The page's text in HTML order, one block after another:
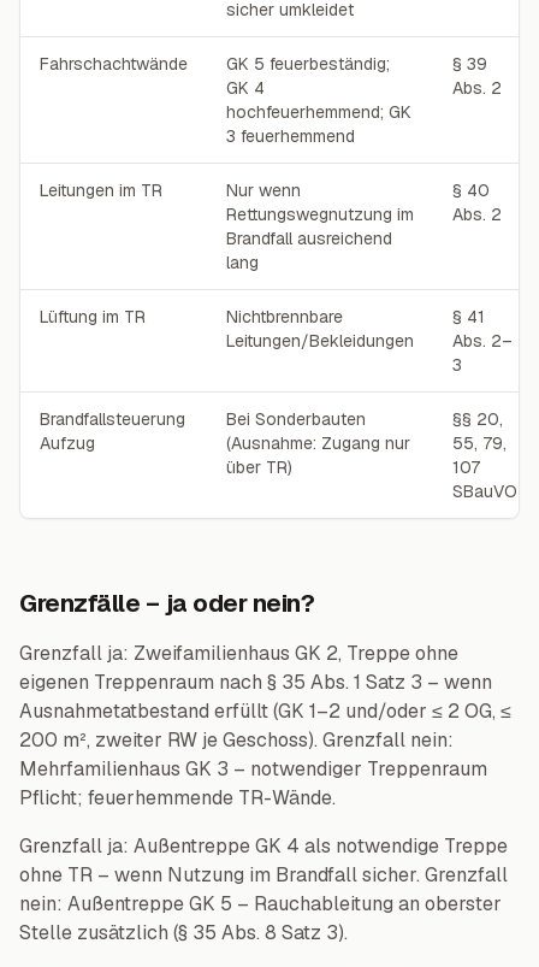
sicher umkleidet
Fahrschachtwände
GK 5 feuerbeständig;
GK 4
hochfeuerhemmend; GK
3 feuerhemmend
§ 39
Abs. 2
Leitungen im TR
Nur wenn
Rettungswegnutzung im
Brandfall ausreichend
lang
§ 40
Abs. 2
Lüftung im TR
Nichtbrennbare
Leitungen/Bekleidungen
§ 41
Abs. 2–
3
Brandfallsteuerung
Aufzug
Bei Sonderbauten
(Ausnahme: Zugang nur
über TR)
§§ 20,
55, 79,
107
SBauVO
Grenzfälle – ja oder nein?
Grenzfall ja: Zweifamilienhaus GK 2, Treppe ohne
eigenen Treppenraum nach § 35 Abs. 1 Satz 3 – wenn
Ausnahmetatbestand erfüllt (GK 1–2 und/oder ≤ 2 OG, ≤
200 m², zweiter RW je Geschoss). Grenzfall nein:
Mehrfamilienhaus GK 3 – notwendiger Treppenraum
Pflicht; feuerhemmende TR-Wände.
Grenzfall ja: Außentreppe GK 4 als notwendige Treppe
ohne TR – wenn Nutzung im Brandfall sicher. Grenzfall
nein: Außentreppe GK 5 – Rauchableitung an oberster
Stelle zusätzlich (§ 35 Abs. 8 Satz 3).